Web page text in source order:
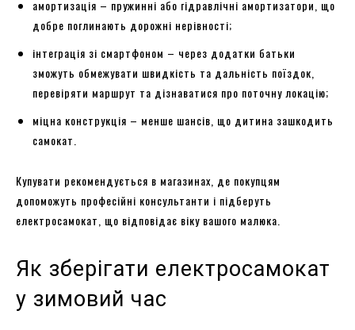
амортизація – пружинні або гідравлічні амортизатори, що
добре поглинають дорожні нерівності;
інтеграція зі смартфоном – через додатки батьки
зможуть обмежувати швидкість та дальність поїздок,
перевіряти маршрут та дізнаватися про поточну локацію;
міцна конструкція – менше шансів, що дитина зашкодить
самокат.
Купувати рекомендується в магазинах, де покупцям
допоможуть професійні консультанти і підберуть
електросамокат, що відповідає віку вашого малюка.
Як зберігати електросамокат
у зимовий час